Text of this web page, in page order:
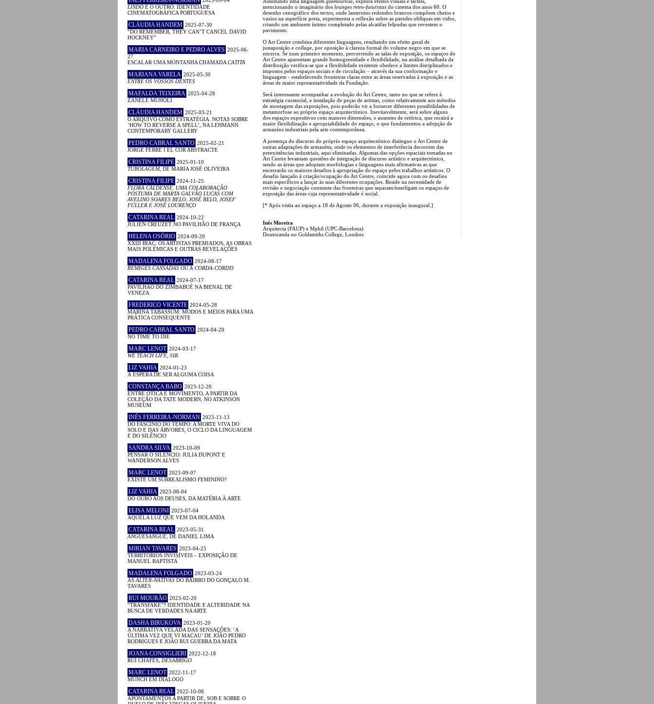
LINDO E O OUTRO: IDENTIDADE
CINEMATOGRÁFICA PORTUGUESA
CLÁUDIA HANDEM 2025-07-30
“DO REMEMBER, THEY CAN’T CANCEL DAVID
HOCKNEY”
MARIA CARNEIRO E PEDRO ALVES 2025-06-
27
ESCALAR UMA MONTANHA CHAMADA CATITA
MARIANA VARELA 2025-05-30
ENTRE OS VOSSOS DENTES
MAFALDA TEIXEIRA 2025-04-28
ZANELE MUHOLI
CLÁUDIA HANDEM 2025-03-21
O ARQUIVO COMO ESTRATÉGIA. NOTAS SOBRE
‘HOW TO REVERSE A SPELL’, NA LEHMANN
CONTEMPORARY GALLERY
PEDRO CABRAL SANTO 2025-02-21
JORGE FERRÉ I EL COR ABSTRACTE
CRISTINA FILIPE 2025-01-10
TUBOLAGEM, DE MARIA JOSÉ OLIVEIRA
CRISTINA FILIPE 2024-11-25
FLORA CALDENSE. UMA COLABORAÇÃO
PÓSTUMA DE MARTA GALVÃO LUCAS COM
AVELINO SOARES BELO, JOSÉ BELO, JOSEF
FÜLLER E JOSÉ LOURENÇO
CATARINA REAL 2024-10-22
JULIEN CREUZET NO PAVILHÃO DE FRANÇA
HELENA OSÓRIO 2024-09-20
XXIII BIAC: OS ARTISTAS PREMIADOS, AS OBRAS
MAIS POLÉMICAS E OUTRAS REVELAÇÕES
MADALENA FOLGADO 2024-08-17
RÉMIGES CANSADAS OU A CORDA-CORDIS
CATARINA REAL 2024-07-17
PAVILHÃO DO ZIMBABUÉ NA BIENAL DE
VENEZA
FREDERICO VICENTE 2024-05-28
MARINA TABASSUM: MODOS E MEIOS PARA UMA
PRÁTICA CONSEQUENTE
PEDRO CABRAL SANTO 2024-04-20
NO TIME TO DIE
MARC LENOT 2024-03-17
WE TEACH LIFE, SIR.
LIZ VAHIA 2024-01-23
À ESPERA DE SER ALGUMA COISA
CONSTANÇA BABO 2023-12-20
ENTRE ÓTICA E MOVIMENTO, A PARTIR DA
COLEÇÃO DA TATE MODERN, NO ATKINSON
MUSEUM
INÊS FERREIRA-NORMAN 2023-11-13
DO FASCÍNIO DO TEMPO: A MORTE VIVA DO
SOLO E DAS ÁRVORES, O CICLO DA LINGUAGEM
E DO SILÊNCIO
SANDRA SILVA 2023-10-09
PENSAR O SILÊNCIO: JULIA DUPONT E
WANDERSON ALVES
MARC LENOT 2023-09-07
EXISTE UM SURREALISMO FEMININO?
LIZ VAHIA 2023-08-04
DO OURO AOS DEUSES, DA MATÉRIA À ARTE
ELISA MELONI 2023-07-04
AQUELA LUZ QUE VEM DA HOLANDA
CATARINA REAL 2023-05-31
ANGUESÂNGUE , DE DANIEL LIMA
MIRIAN TAVARES 2023-04-25
TERRITÓRIOS INVISÍVEIS – EXPOSIÇÃO DE
MANUEL BAPTISTA
MADALENA FOLGADO 2023-03-24
AS ALTER-NATIVAS DO BAIRRO DO GONÇALO M.
TAVARES
RUI MOURÃO 2023-02-20
“TRANSFAKE”? IDENTIDADE E ALTERIDADE NA
BUSCA DE VERDADES NA ARTE
DASHA BIRUKOVA 2023-01-20
A NARRATIVA VELADA DAS SENSAÇÕES: ‘A
ÚLTIMA VEZ QUE VI MACAU’ DE JOÃO PEDRO
RODRIGUES E JOÃO RUI GUERRA DA MATA
JOANA CONSIGLIERI 2022-12-18
RUI CHAFES, DESABRIGO
MARC LENOT 2022-11-17
MUNCH EM DIÁLOGO
CATARINA REAL 2022-10-08
APONTAMENTOS A PARTIR DE, SOB E SOBRE O
mencionando o imaginário dos lounges retro-futuristas do cinema dos anos 60. O
desenho cenográfico dos tectos, onde lanternins redondos brancos compõem cheios e
vazios na superfície preta, experimenta a reflexão sobre as paredes oblíquas em vidro,
criando um ambiente íntimo completado pelas alcatifas felpudas que revestem o
pavimento.
O Art Centre combina diferentes linguagens, resultando um efeito geral de
justaposição e collage , por oposição à clareza formal do volume negro em que se
encerra. Se num primeiro momento, percorrendo as salas de exposição, os espaços do
Art Centre aparentam grande homogeneidade e flexibilidade, na análise detalhada da
distribuição verifica-se que a flexibilidade existente obedece a limites disciplinados e
impostos pelos espaços sociais e de circulação – através da sua conformação e
linguagem - estabelecendo fronteiras claras entre as áreas reservadas à exposição e as
áreas de maior representatividade da Fundação.
Será interessante acompanhar a evolução do Art Centre, tanto no que se refere à
estratégia curatorial, e instalação de peças de artistas, como relativamente aos métodos
de montagem das exposições, pois poderão vir a fornecer diferentes possibilidades de
metamorfose ao próprio espaço arquitectónico. Inevitavelmente, será sobre alguns
dos espaços expositivos com maiores dimensões, e ausentes de retórica, que recairá a
maior flexibilização e apropriabilidade do espaço, o que fundamentou a adopção de
armazéns industriais pela arte contemporânea.
A presença do discurso do próprio espaço arquitectónico distingue o Art Centre de
outras adaptações de armazéns, onde os elementos de interferência decorrem das
preexistências industriais, aqui eliminadas. Algumas das opções espaciais tomadas no
Art Centre levantam questões de integração de discurso artístico e arquitectónico,
sendo as áreas que adoptam morfologias e linguagens mais afirmativas as que
encerrarão os maiores desafios à apropriação do espaço pelos trabalhos artísticos. O
desafio lançado à criação/ocupação do Art Centre, coincide agora com os desafios
mais específicos a lançar às suas diferentes ocupações. Reside na necessidade de
revisão e negociação constante das fronteiras que separam/interligam os espaços de
exposição das áreas cuja representatividade é social.
[* Após visita ao espaço a 18 de Agosto 06, durante a exposição inaugural.]
Inês Moreira
Arquitecta (FAUP) e Mphil (UPC-Barcelona)
Doutoranda no Goldsmiths College, Londres